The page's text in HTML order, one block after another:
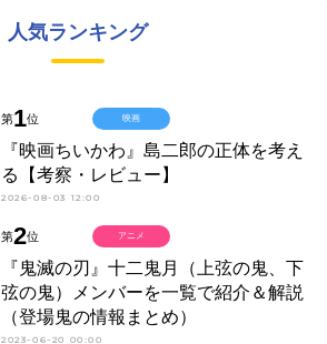
人気ランキング
第1位
『映画ちいかわ』島二郎の正体を考え
る【考察・レビュー】
2026-08-03 12:00
映画
第2位
『鬼滅の刃』十二鬼月（上弦の鬼、下
弦の鬼）メンバーを一覧で紹介＆解説
（登場鬼の情報まとめ）
2023-06-20 00:00
アニメ